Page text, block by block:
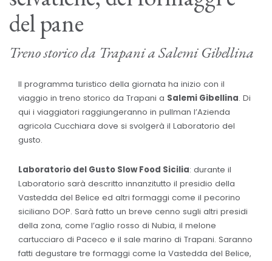
del pane
Treno storico da Trapani a Salemi Gibellina
Il programma turistico della giornata ha inizio con il
viaggio in treno storico da Trapani a Salemi Gibellina. Di
qui i viaggiatori raggiungeranno in pullman l’Azienda
agricola Cucchiara dove si svolgerà il Laboratorio del
gusto.
Laboratorio del Gusto Slow Food Sicilia: durante il
Laboratorio sarà descritto innanzitutto il presidio della
Vastedda del Belice ed altri formaggi come il pecorino
siciliano DOP. Sarà fatto un breve cenno sugli altri presidi
della zona, come l’aglio rosso di Nubia, il melone
cartucciaro di Paceco e il sale marino di Trapani. Saranno
fatti degustare tre formaggi come la Vastedda del Belice,